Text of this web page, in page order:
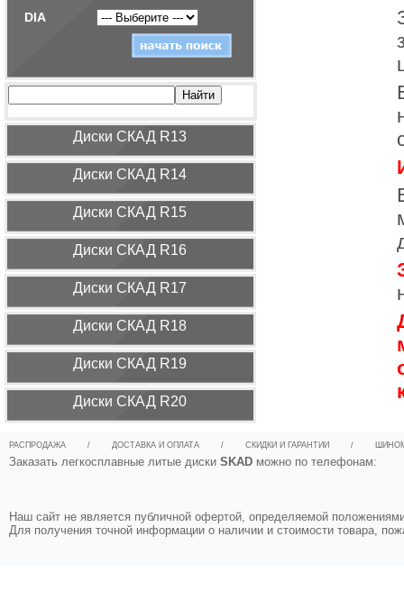
DIA
Диcки СКАД R13
Диcки СКАД R14
Диcки СКАД R15
Диcки СКАД R16
Диcки СКАД R17
Диcки СКАД R18
Диcки СКАД R19
Диcки СКАД R20
РАСПРОДАЖА / ДОСТАВКА И ОПЛАТА / СКИДКИ И ГАРАНТИИ /
Заказать легкосплавные литые диски SKAD можно по телефонам:
Наш сайт не является публичной офертой, определяемой
Для получения точной информации о наличии и стоимости товара,